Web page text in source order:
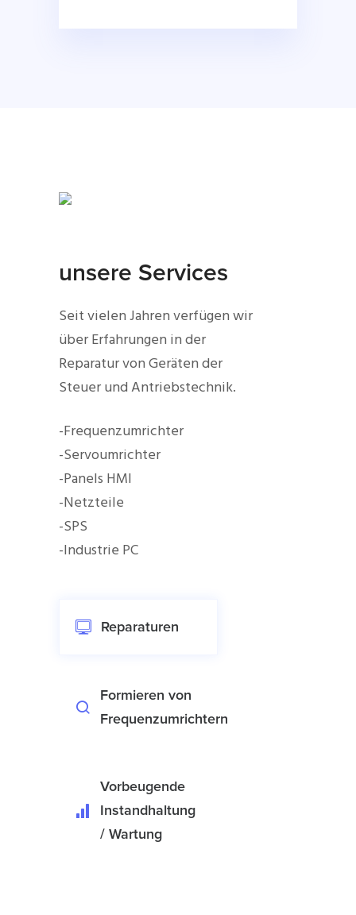
unsere Services
Seit vielen Jahren verfügen wir
über Erfahrungen in der
Reparatur von Geräten der
Steuer und Antriebstechnik.
-Frequenzumrichter
-Servoumrichter
-Panels HMI
-Netzteile
-SPS
-Industrie PC
Reparaturen
Formieren von
Frequenzumrichtern
Vorbeugende
Instandhaltung
/ Wartung